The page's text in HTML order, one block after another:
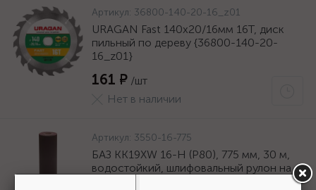
Артикул: 36800-140-20-16_z01
URAGAN Fast 140x20/16мм 16Т, диск
пильный по дереву {36800-140-20-
16_z01}
161 ₽ /шт
Нет в наличии
Артикул: 3550-16-775
БАЗ KK19XW 16-H (Р80), 775 мм, 30 м,
водостойкий, шлифовальный рулон на